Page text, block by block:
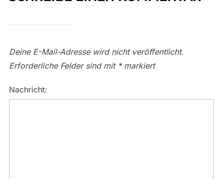
Deine E-Mail-Adresse wird nicht veröffentlicht.
Erforderliche Felder sind mit *markiert
Nachricht: